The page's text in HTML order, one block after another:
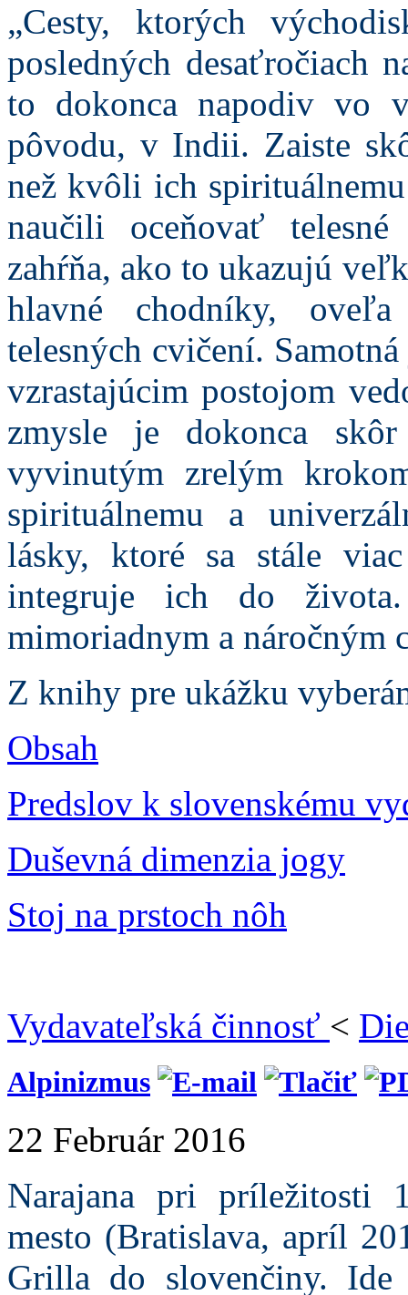
„Cesty, ktorých
posledných desaťročiach
to dokonca napodiv vo
pôvodu, v Indii. Zaiste
než kvôli ich
naučili oceňovať
zahŕňa, ako to ukazujú
hlavné chodníky,
telesných cvičení.
vzrastajúcim postojom
zmysle je dokonca skôr
vyvinutým zrelým
spirituálnemu a
lásky, ktoré sa stále
integruje ich do
mimoriadnym a náročným
Z knihy pre ukážku
Obsah
Predslov k slovenskému
Duševná dimenzia jogy
Stoj na prstoch nôh
Vydavateľská činnosť <
Alpinizmus
22 Február 2016
Narajana pri príležitosti
mesto (Bratislava, apríl
Grilla do slovenčiny.